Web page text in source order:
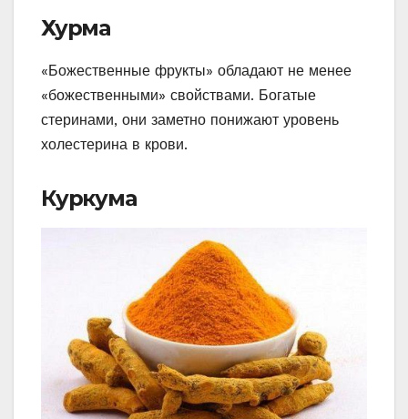
Хурма
«Божественные фрукты» обладают не менее
«божественными» свойствами. Богатые
стеринами, они заметно понижают уровень
холестерина в крови.
Куркума